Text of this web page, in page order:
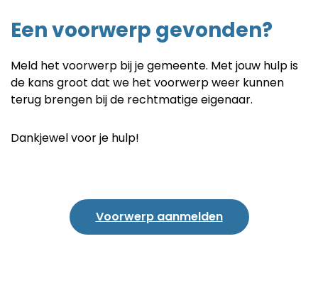
Een voorwerp gevonden?
Meld het voorwerp bij je gemeente. Met jouw hulp is
de kans groot dat we het voorwerp weer kunnen
terug brengen bij de rechtmatige eigenaar.
Dankjewel voor je hulp!
Voorwerp aanmelden